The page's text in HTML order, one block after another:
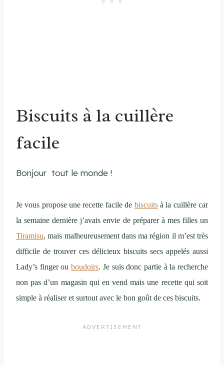
Biscuits à la cuillère
facile
Bonjour tout le monde !
Je vous propose une recette facile de biscuitsà la cuillère car
la semaine dernière j’avais envie de préparer à mes filles un
Tiramisu, mais malheureusement dans ma région il m’est très
difficile de trouver ces délicieux biscuits secs appelés aussi
Lady’s finger ouboudoirs. Je suis donc partie à la recherche
non pas d’un magasin qui en vend mais une recette qui soit
simple à réaliser et surtout avec le bon goût de ces biscuits.